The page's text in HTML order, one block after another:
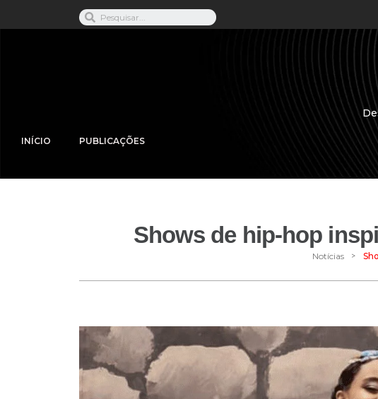
INÍCIO PUBLICAÇÕES
Shows de hip-hop
Notícias >